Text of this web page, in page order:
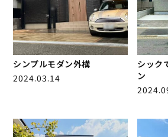
シンプルモダン外構
2024.03.14
シック
ン